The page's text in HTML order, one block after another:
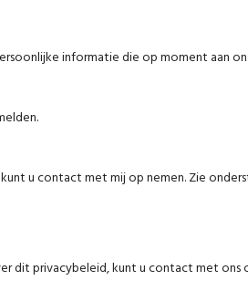
informatie die op moment aan
u contact met mij op nemen. Zie
dit privacybeleid, kunt u contact met ons